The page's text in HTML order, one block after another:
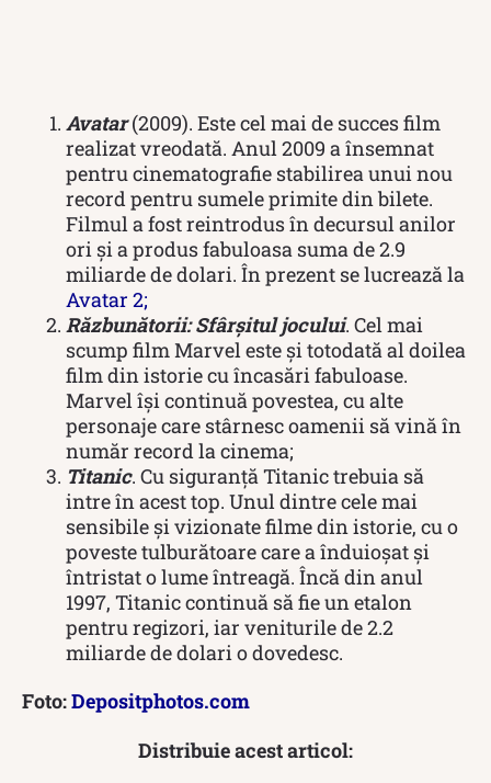
Avatar(2009). Este cel mai de succes film
realizat vreodată. Anul 2009 a însemnat
pentru cinematografie stabilirea unui nou
record pentru sumele primite din bilete.
Filmul a fost reintrodus în decursul anilor
ori și a produs fabuloasa suma de 2.9
miliarde de dolari. În prezent se lucrează la
Avatar 2;
Răzbunătorii: Sfârșitul jocului. Cel mai
scump film Marvel este și totodată al doilea
film din istorie cu încasări fabuloase.
Marvel își continuă povestea, cu alte
personaje care stârnesc oamenii să vină în
număr record la cinema;
Titanic. Cu siguranță Titanic trebuia să
intre în acest top. Unul dintre cele mai
sensibile și vizionate filme din istorie, cu o
poveste tulburătoare care a înduioșat și
întristat o lume întreagă. Încă din anul
1997, Titanic continuă să fie un etalon
pentru regizori, iar veniturile de 2.2
miliarde de dolari o dovedesc.
Foto:Depositphotos.com
Distribuie acest articol: